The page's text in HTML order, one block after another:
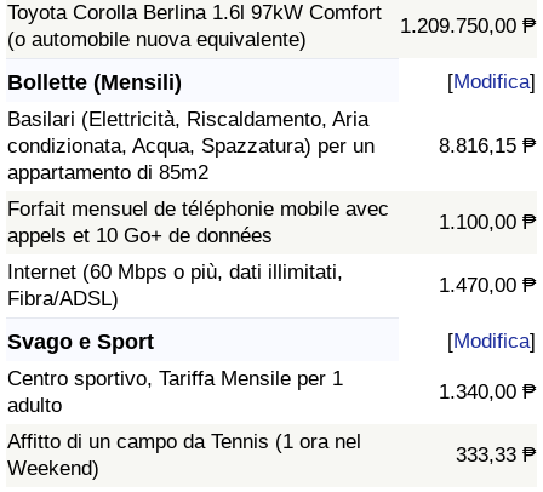
Toyota Corolla Berlina 1.6l 97kW Comfort
(o automobile nuova equivalente)
1.209.750,00 ₱
Bollette (Mensili) [Modifica]
Basilari (Elettricità, Riscaldamento, Aria
condizionata, Acqua, Spazzatura) per un
appartamento di 85m2
8.816,15 ₱
Forfait mensuel de téléphonie mobile avec
appels et 10 Go+ de données
1.100,00 ₱
Internet (60 Mbps o più, dati illimitati,
Fibra/ADSL)
1.470,00 ₱
Svago e Sport [Modifica]
Centro sportivo, Tariffa Mensile per 1
adulto
1.340,00 ₱
Affitto di un campo da Tennis (1 ora nel
Weekend)
333,33 ₱